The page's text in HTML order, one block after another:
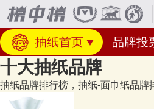
抽纸首页 品牌投
十大抽纸品牌
抽纸品牌排行榜，抽纸-面巾纸品牌